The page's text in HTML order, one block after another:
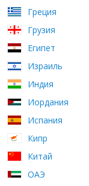
Греция
Грузия
Египет
Израиль
Индия
Иордания
Испания
Кипр
Китай
ОАЭ